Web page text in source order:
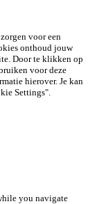
voor een
onthoud jouw
Door te klikken op
voor deze
hierover. Je kan
Settings".
you navigate